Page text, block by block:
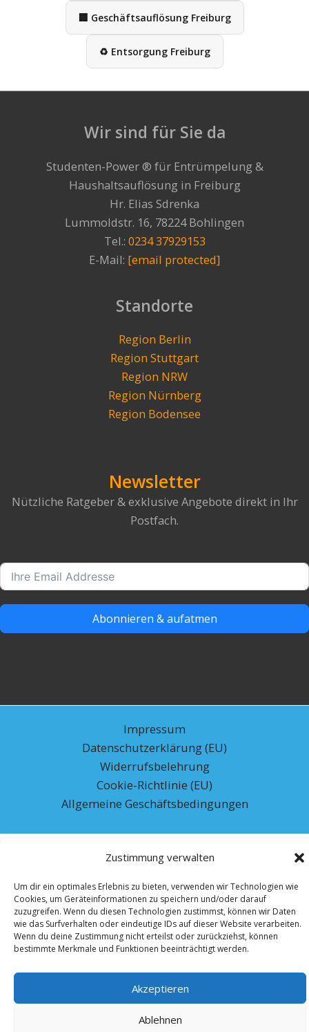
Zustimmung verwalten
Um dir ein optimales Erlebnis zu bieten, verwenden wir Technologien wie
Cookies, um Geräteinformationen zu speichern und/oder darauf
zuzugreifen. Wenn du diesen Technologien zustimmst, können wir Daten
wie das Surfverhalten oder eindeutige IDs auf dieser Website verarbeiten.
Wenn du deine Zustimmung nicht erteilst oder zurückziehst, können
bestimmte Merkmale und Funktionen beeinträchtigt werden.
Akzeptieren
Ablehnen
🏢 Geschäftsauflösung Freiburg
♻️ Entsorgung Freiburg
Wir sind für Sie da
Studenten-Power ® für Entrümpelung &
Haushaltsauflösung in Freiburg
Hr. Elias Sdrenka
Lummoldstr. 16, 78224 Bohlingen
Tel.: 0234 37929153
E-Mail: [email protected]
Standorte
Region Berlin
Region Stuttgart
Region NRW
Region Nürnberg
Region Bodensee
Newsletter
Nützliche Ratgeber & exklusive Angebote direkt in Ihr
Postfach.
Abonnieren & aufatmen
Impressum
Datenschutzerklärung (EU)
Widerrufsbelehrung
Cookie-Richtlinie (EU)
Allgemeine Geschäftsbedingungen